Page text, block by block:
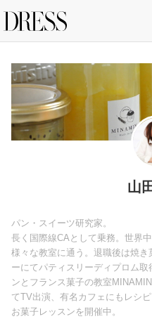
特集記事
ライフスタイル
ファッション
恋愛/結婚/離婚
山
パン・スイーツ研究家。
長く国際線CAとして乗務。世界
様々な教室に通う。退職後は焼
ーにてパティスリーディプロム
ンとフランス菓子の教室
てTV出演、有名カフェにもレシ
お菓子レッスンを開催中。